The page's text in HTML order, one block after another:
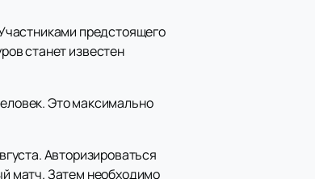
предстоящего
станет известен
Это максимально
Авторизироваться
матч. Затем необходимо